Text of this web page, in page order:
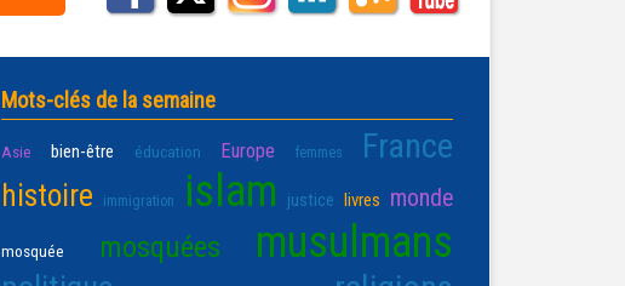
Mots-clés de la semaine
Asie bien-être éducation Europe femmes France
histoire immigration islam justice livres monde
mosquée mosquées musulmans